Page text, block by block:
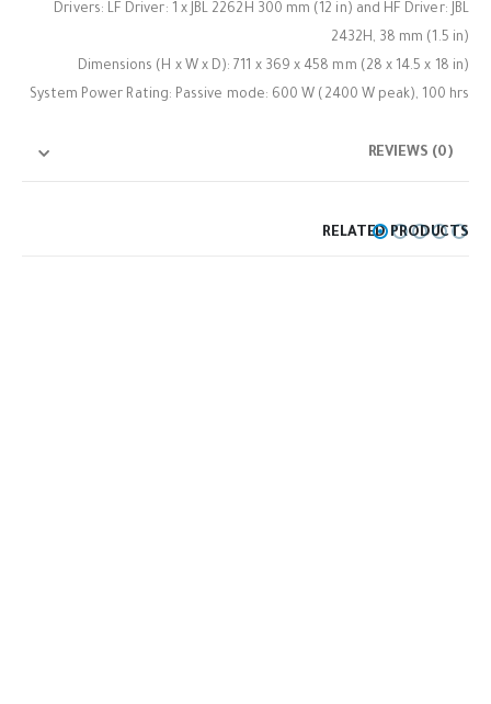
Drivers: LF Driver: 1 x JBL 2262H 300 mm (12 in) and HF Driver: JBL
2432H, 38 mm (1.5 in)
Dimensions (H x W x D): 711 x 369 x 458 mm (28 x 14.5 x 18 in)
System Power Rating: Passive mode: 600 W (2400 W peak), 100 hrs
REVIEWS (0)
RELATED PRODUCTS